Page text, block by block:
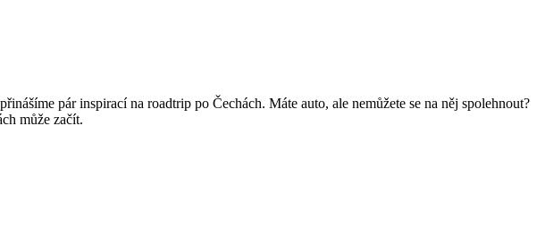
pár inspirací na roadtrip po Čechách. Máte auto, ale nemůžete se na něj spolehnout?
může začít.